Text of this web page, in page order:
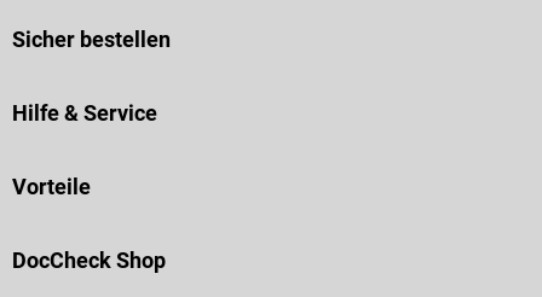
Sicher bestellen
Hilfe & Service
Vorteile
DocCheck Shop